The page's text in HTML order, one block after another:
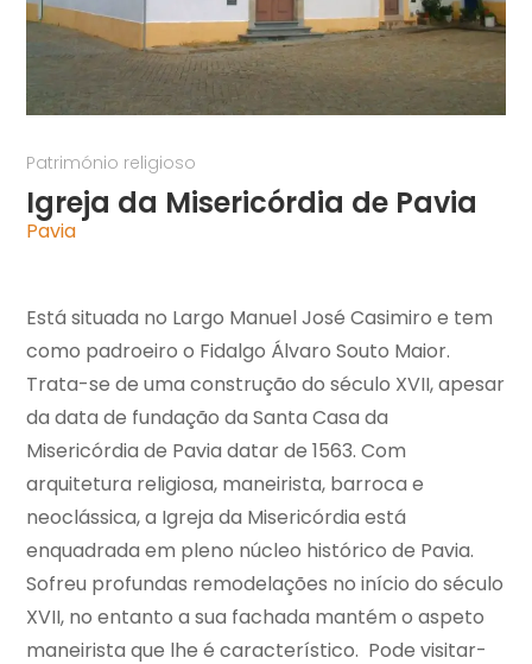
Património religioso
Igreja da Misericórdia de Pavia
Pavia
Está situada no Largo Manuel José Casimiro e tem
como padroeiro o Fidalgo Álvaro Souto Maior.
Trata-se de uma construção do século XVII, apesar
da data de fundação da Santa Casa da
Misericórdia de Pavia datar de 1563. Com
arquitetura religiosa, maneirista, barroca e
neoclássica, a Igreja da Misericórdia está
enquadrada em pleno núcleo histórico de Pavia.
Sofreu profundas remodelações no início do século
XVII, no entanto a sua fachada mantém o aspeto
maneirista que lhe é característico. Pode visitar-